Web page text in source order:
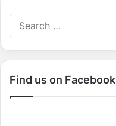
Find us on Facebook